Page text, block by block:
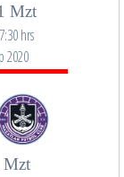
Mzt
hrs
2020